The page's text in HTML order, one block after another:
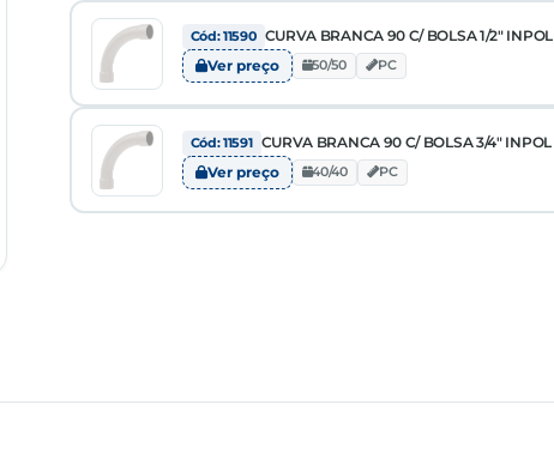
Cód: 11590 CURVA BRANCA 90 C/ BOLSA 1/2" INPOL
Ver preço 50/50 PC
Cód: 11591 CURVA BRANCA 90 C/ BOLSA 3/4" INPOL
Ver preço 40/40 PC